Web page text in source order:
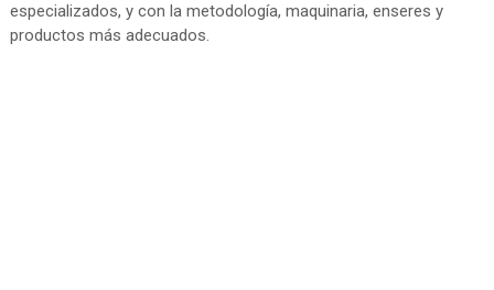
especializados, y con la metodología, maquinaria, enseres y
productos más adecuados.